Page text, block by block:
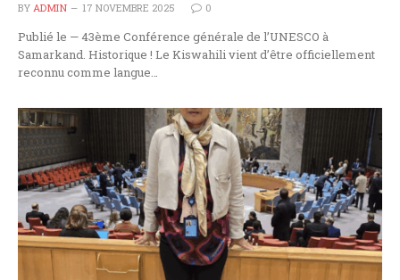
BY ADMIN 17 NOVEMBRE 2025 0
Publié le — 43ème Conférence générale de l’UNESCO à
Samarkand. Historique ! Le Kiswahili vient d’être officiellement
reconnu comme langue…